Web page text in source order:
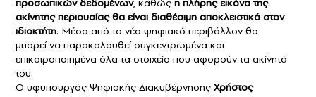
προσωπικών δεδομένων, καθώς η πλήρης εικόνα της
ακίνητης περιουσίας θα είναι διαθέσιμη αποκλειστικά στον
ιδιοκτήτη. Μέσα από το νέο ψηφιακό περιβάλλον θα
μπορεί να παρακολουθεί συγκεντρωμένα και
επικαιροποιημένα όλα τα στοιχεία που αφορούν τα ακίνητά
του.
Ο υφυπουργός Ψηφιακής Διακυβέρνησης Χρήστος